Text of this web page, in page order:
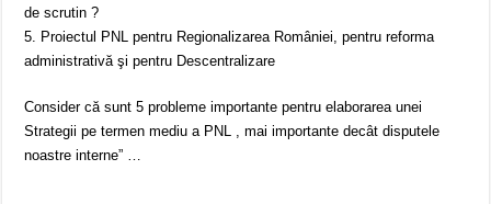
de scrutin ?
5. Proiectul PNL pentru Regionalizarea României, pentru reforma
administrativă şi pentru Descentralizare
Consider că sunt 5 probleme importante pentru elaborarea unei
Strategii pe termen mediu a PNL , mai importante decât disputele
noastre interne” …